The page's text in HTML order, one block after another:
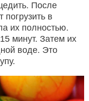
После
погрузить в
их полностью.
минут. Затем их
воде. Это